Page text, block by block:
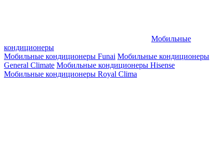
Мобильные
кондиционеры
Мобильные кондиционеры Funai Мобильные кондиционеры
General Climate Мобильные кондиционеры Hisense
Мобильные кондиционеры Royal Clima